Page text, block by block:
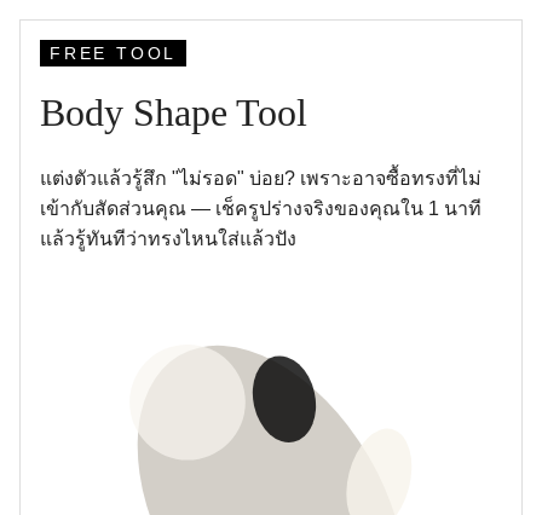
FREE TOOL
Body Shape Tool
แต่งตัวแล้วรู้สึก "ไม่รอด" บ่อย? เพราะอาจซื้อทรงที่ไม่
เข้ากับสัดส่วนคุณ — เช็ครูปร่างจริงของคุณใน 1 นาที
แล้วรู้ทันทีว่าทรงไหนใส่แล้วปัง